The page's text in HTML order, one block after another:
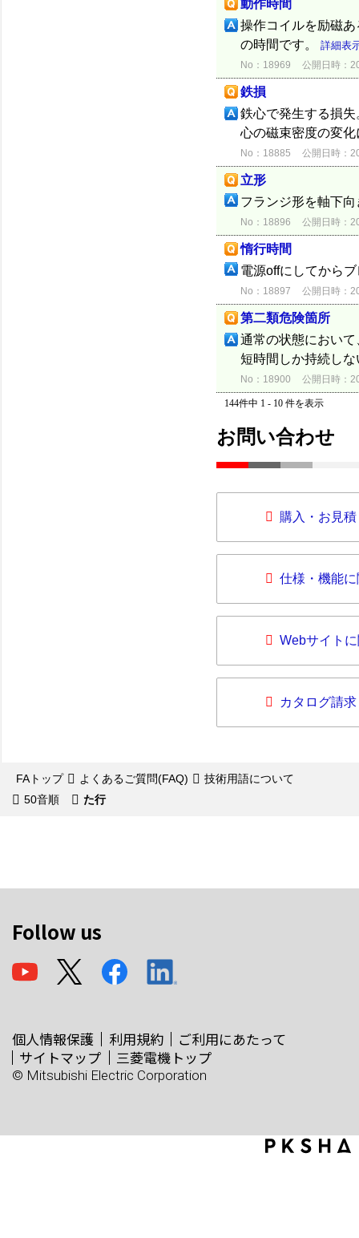
動作時間
操作コイルを励磁
の時間です。 詳細表
No：18969 公開日時：
鉄損
鉄心で発生する損
心の磁束密度の変
No：18885 公開日時：
立形
フランジ形を軸下
No：18896 公開日時：
惰行時間
電源offにしてから
No：18897 公開日時：
第二類危険箇所
通常の状態におい
短時間しか持続し
No：18900 公開日時：
144件中 1 - 10 件を表示
お問い合わせ
購入・お見
仕様・機能
Webサイト
カタログ請求
FAトップ よくあるご質問(FAQ)
技術用語について
50音順
た行
Follow us
個人情報保護 利用規約
ご利用にあたって
サイトマップ
三菱電機トップ
© Mitsubishi Electric Corporation